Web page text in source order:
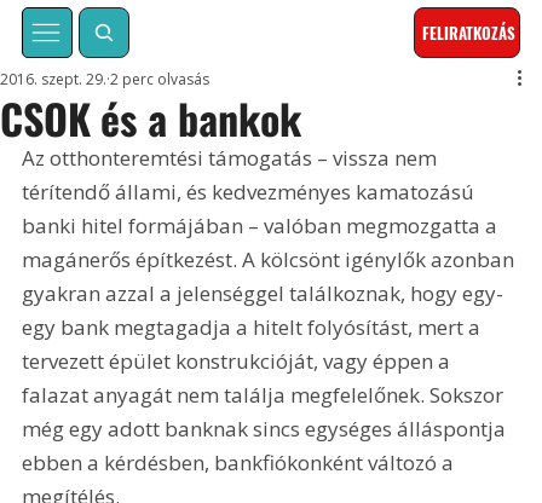
FELIRATKOZÁS
CSOK és a bankok
2016. szept. 29. 2 perc olvasás
Az otthonteremtési támogatás – vissza nem
térítendő állami, és kedvezményes kamatozású
banki hitel formájában – valóban megmozgatta a
magánerős építkezést. A kölcsönt igénylők azonban
gyakran azzal a jelenséggel találkoznak, hogy egy-
egy bank megtagadja a hitelt folyósítást, mert a
tervezett épület konstrukcióját, vagy éppen a
falazat anyagát nem találja megfelelőnek. Sokszor
még egy adott banknak sincs egységes álláspontja
ebben a kérdésben, bankfiókonként változó a
megítélés.